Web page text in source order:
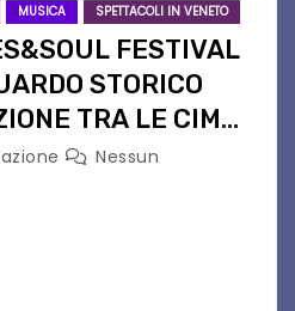
MUSICA SPETTACOLI IN VENETO
FESTIVAL
STORICO
TRA LE CIME
Nessun